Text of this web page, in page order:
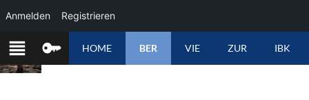
ZUM
INHALT
SPRINGEN
HOME BER VIE ZUR IBK
Anmelden Registrieren